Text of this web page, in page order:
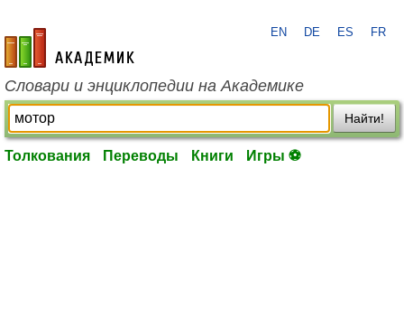
academic.ru
EN DE ES FR
Словари и энциклопедии на Академике
Найти!
Толкования Переводы Книги Игры ⚽